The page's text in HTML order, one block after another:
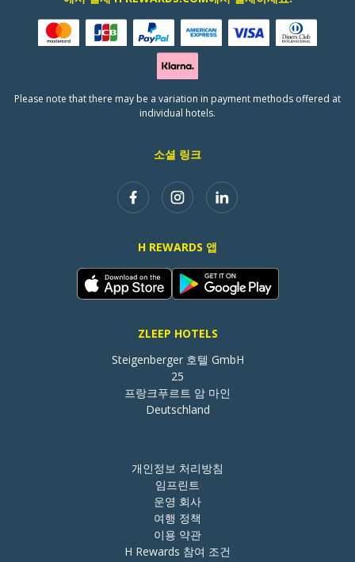
소셜 링크
H REWARDS 앱
ZLEEP HOTELS
Steigenberger 호텔 GmbH
25
프랑크푸르트 암 마인
Deutschland
Please note that there may be a variation in payment methods offered at
individual hotels.
개인정보 처리방침
임프린트
운영 회사
여행 정책
이용 약관
H Rewards 참여 조건